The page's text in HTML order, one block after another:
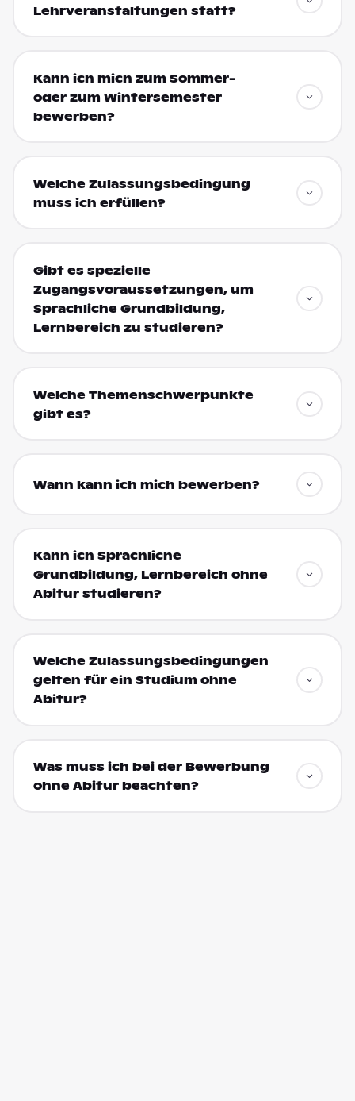
Lehrveranstaltungen statt?
Kann ich mich zum Sommer-
oder zum Wintersemester
bewerben?
Welche Zulassungsbedingung
muss ich erfüllen?
Gibt es spezielle
Zugangsvoraussetzungen, um
Sprachliche Grundbildung,
Lernbereich zu studieren?
Welche Themenschwerpunkte
gibt es?
Wann kann ich mich bewerben?
Kann ich Sprachliche
Grundbildung, Lernbereich ohne
Abitur studieren?
Welche Zulassungsbedingungen
gelten für ein Studium ohne
Abitur?
Was muss ich bei der Bewerbung
ohne Abitur beachten?